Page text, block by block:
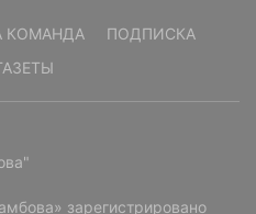
КОМАНДА
ПОДПИСКА
зарегистрировано